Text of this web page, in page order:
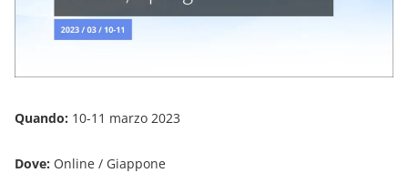
Quando: 10-11 marzo 2023
Dove: Online / Giappone